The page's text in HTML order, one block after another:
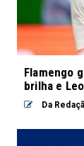
Flamengo
brilha e
Da